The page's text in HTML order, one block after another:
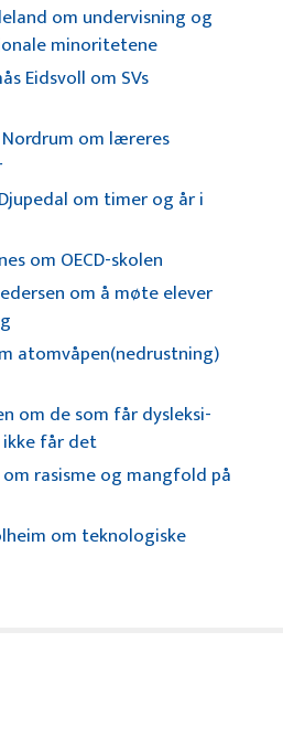
om undervisning og
minoritetene
Eidsvoll om SVs
Nordrum om læreres
om timer og år i
om OECD-skolen
om å møte elever
atomvåpen(nedrustning)
om de som får dysleksi-
får det
om rasisme og mangfold på
om teknologiske